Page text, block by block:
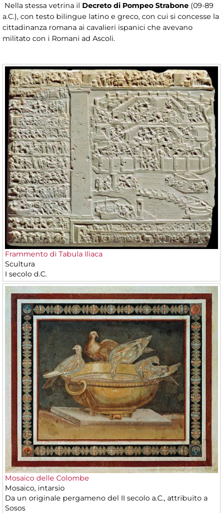
Nella stessa vetrina il Decreto di Pompeo Strabone (09-89
a.C.), con testo bilingue latino e greco, con cui si concesse la
cittadinanza romana ai cavalieri ispanici che avevano
militato con i Romani ad Ascoli.
Frammento di Tabula Iliaca
Scultura
I secolo d.C.
Mosaico delle Colombe
Mosaico, intarsio
Da un originale pergameno del II secolo a.C., attribuito a
Sosos